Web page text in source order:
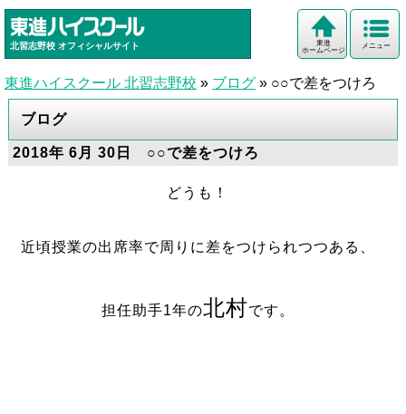
北習志野校 オフィシャルサイト メニュー
東進
ホームページ
東進ハイスクール 北習志野校 » ブログ » ○○で差をつけろ
ブログ
2018年 6月 30日 ○○で差をつけろ
どうも！
近頃授業の出席率で周りに差をつけられつつある、
担任助手1年の北村です。